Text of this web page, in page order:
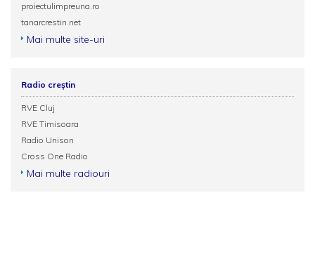
proiectulimpreuna.ro
tanarcrestin.net
Mai multe site-uri
Radio creștin
RVE Cluj
RVE Timisoara
Radio Unison
Cross One Radio
Mai multe radiouri